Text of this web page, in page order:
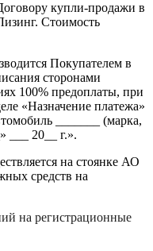
купли-продажи в
Стоимость
Покупателем в
сторонами
100% предоплаты, при
«Назначение платежа»
_______ (марка,
___ 20__ г.».
на стоянке АО
средств на
на регистрационные